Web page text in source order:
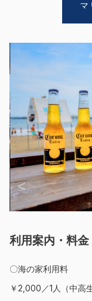
マ
利用案内・料金
〇海の家利用料
￥2,000／1人（中高